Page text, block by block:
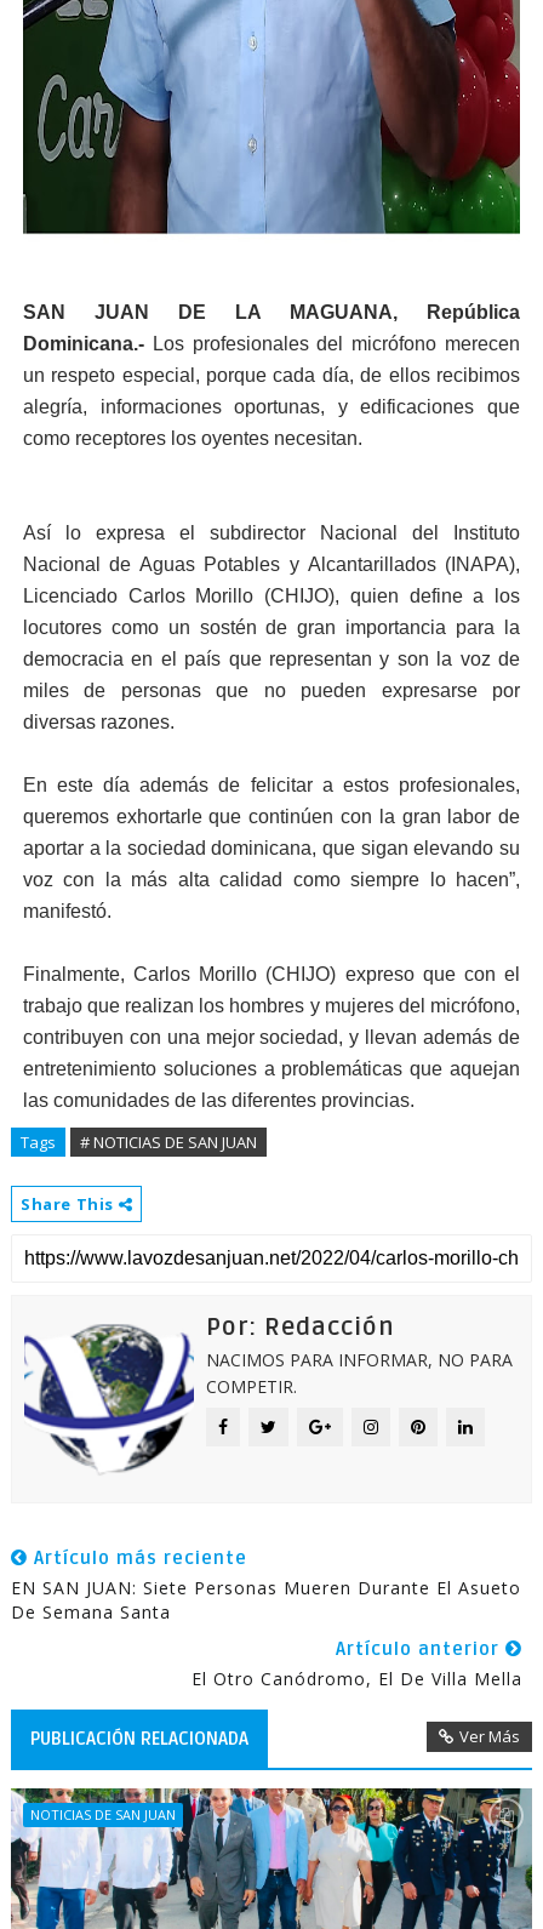
SAN JUAN DE LA MAGUANA, República
Dominicana.-Los profesionales del micrófono merecen
un respeto especial, porque cada día, de ellos recibimos
alegría, informaciones oportunas, y edificaciones que
como receptores los oyentes necesitan.
Así lo expresa el subdirector Nacional del Instituto
Nacional de Aguas Potables y Alcantarillados (INAPA),
Licenciado Carlos Morillo (CHIJO), quien define a los
locutores como un sostén de gran importancia para la
democracia en el país que representan y son la voz de
miles de personas que no pueden expresarse por
diversas razones.
En este día además de felicitar a estos profesionales,
queremos exhortarle que continúen con la gran labor de
aportar a la sociedad dominicana, que sigan elevando su
voz con la más alta calidad como siempre lo hacen”,
manifestó.
Finalmente, Carlos Morillo (CHIJO) expreso que con el
trabajo que realizan los hombres y mujeres del micrófono,
contribuyen con una mejor sociedad, y llevan además de
entretenimiento soluciones a problemáticas que aquejan
las comunidades de las diferentes provincias.
Tags # NOTICIAS DE SAN JUAN
Share This
Por: Redacción
NACIMOS PARA INFORMAR, NO PARA
COMPETIR.
Artículo más reciente
EN SAN JUAN: Siete Personas Mueren Durante El Asueto
De Semana Santa
Artículo anterior
El Otro Canódromo, El De Villa Mella
PUBLICACIÓN RELACIONADA Ver Más
NOTICIAS DE SAN JUAN